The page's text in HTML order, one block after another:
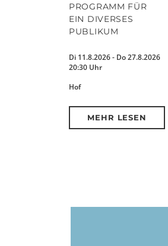
PROGRAMM FÜR
EIN DIVERSES
PUBLIKUM
Di 11.8.2026 - Do 27.8.2026
20:30 Uhr
Hof
MEHR LESEN